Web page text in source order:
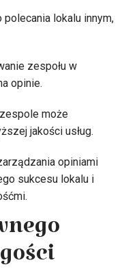
lokalu innym,
zespołu w
opinie.
może
jakości usług.
opiniami
sukcesu lokalu i